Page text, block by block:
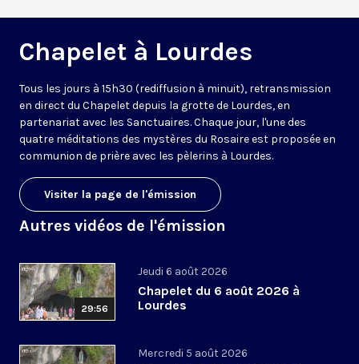
Chapelet à Lourdes
Tous les jours à 15h30 (rediffusion à minuit), retransmission
en direct du Chapelet depuis la grotte de Lourdes, en
partenariat avec les Sanctuaires. Chaque jour, l'une des
quatre méditations des mystères du Rosaire est proposée en
communion de prière avec les pèlerins à Lourdes.
Visiter la page de l'émission
Autres vidéos de l'émission
29:56
Jeudi 6 août 2026
Chapelet du 6 août 2026 à
Lourdes
Mercredi 5 août 2026